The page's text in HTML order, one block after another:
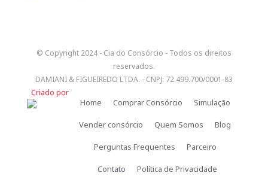
© Copyright 2024 - Cia do Consórcio - Todos os direitos
reservados.
DAMIANI & FIGUEIREDO LTDA. - CNPJ: 72.499.700/0001-83
Criado por
Home Comprar Consórcio Simulação
Vender consórcio Quem Somos Blog
Perguntas Frequentes Parceiro
Contato Política de Privacidade